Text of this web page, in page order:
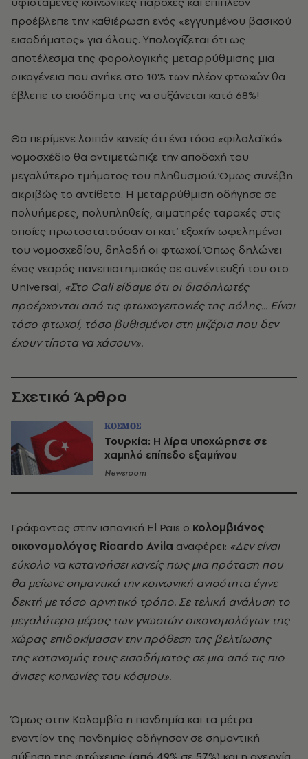
προέβλεπε την καθιέρωση ενός «εγγυημένου βασικού
εισοδήματος» για όλους. Υπολογίζεται ότι ως
αποτέλεσμα της φορολογικής μεταρρύθμισης μια
οικογένεια που ανήκε στο 10% των πλέον φτωχών θα
έβλεπε το εισόδημα της να αυξάνεται κατά 68%!
Θα περίμενε λοιπόν κανείς ότι ένα τόσο «φιλολαϊκό»
νομοσχέδιο θα αντιμετώπιζε την αποδοχή του
μεγαλύτερο τμήματος του πληθυσμού. Όμως συνέβη
ακριβώς το αντίθετο. Η μεταρρύθμιση οδήγησε σε
πολυήμερες, πολυπληθείς, αιματηρές ταραχές στις
οποίες πρωτοστατούσαν οι κατ’ εξοχήν ωφελημένοι
του νομοσχεδίου, δηλαδή οι φτωχοί. Όπως δηλώνει
ένας νεαρός πανεπιστημιακός σε συνέντευξή του στο
Universal, «Στο Cali είδαμε ότι οι διαδηλωτές
προέρχονται από τις φτωχογειτονιές της πόλης... Είναι
τόσο φτωχοί, τόσο βυθισμένοι στη μιζέρια που δεν
έχουν τίποτα να χάσουν».
Σχετικό Άρθρο
ΚΟΣΜΟΣ
Τουρκία: Η λίρα υποχώρησε σε
χαμηλό επίπεδο εξαμήνου
Newsroom
Γράφοντας στην ισπανική El Pais ο κολομβιάνος
οικονομολόγος Ricardo Avila αναφέρει: «Δεν είναι
εύκολο να κατανοήσει κανείς πως μια πρόταση που
θα μείωνε σημαντικά την κοινωνική ανισότητα έγινε
δεκτή με τόσο αρνητικό τρόπο. Σε τελική ανάλυση το
μεγαλύτερο μέρος των γνωστών οικονομολόγων της
χώρας επιδοκίμασαν την πρόθεση της βελτίωσης
της κατανομής τους εισοδήματος σε μια από τις πιο
άνισες κοινωνίες του κόσμου».
Όμως στην Κολομβία η πανδημία και τα μέτρα
εναντίον της πανδημίας οδήγησαν σε σημαντική